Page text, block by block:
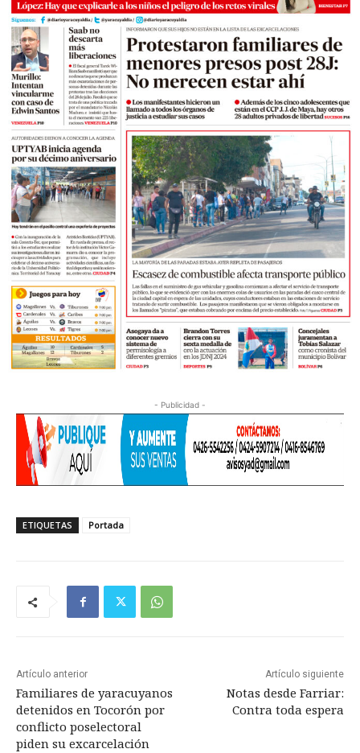
- Publicidad -
ETIQUETAS Portada
Artículo anterior
Familiares de yaracuyanos
detenidos en Tocorón por
conflicto poselectoral
piden su excarcelación
Artículo siguiente
Notas desde Farriar:
Contra toda espera